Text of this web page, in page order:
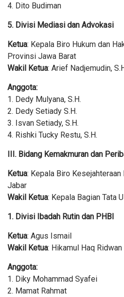
4. Dito Budiman
5. Divisi Mediasi dan Advokasi
Ketua: Kepala Biro Hukum dan
Provinsi Jawa Barat
Wakil Ketua: Arief Nadjemudin,
Anggota:
1. Dedy Mulyana, S.H.
2. Dedy Setiady S.H.
3. Isvan Setiady, S.H.
4. Rishki Tucky Restu, S.H.
III. Bidang Kemakmuran dan
Ketua: Kepala Biro
Jabar
Wakil Ketua: Kepala Bagian Tata
1. Divisi Ibadah Rutin dan PHBI
Ketua: Agus Ismail
Wakil Ketua: Hikamul Haq Ridwan
Anggota:
1. Diky Mohammad Syafei
2. Mamat Rahmat